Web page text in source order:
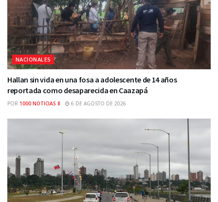
NACIONALES
Hallan sin vida en una fosa a adolescente de 14 años
reportada como desaparecida en Caazapá
POR 1000 NOTICIAS 8 6 DE AGOSTO DE 2026